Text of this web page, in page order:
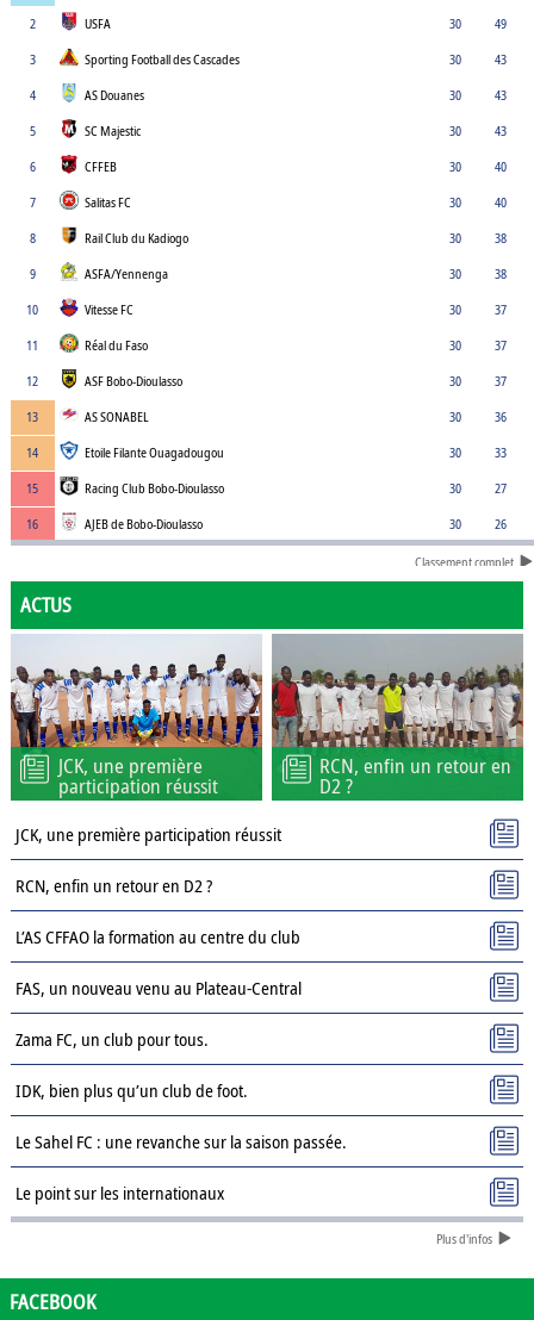
2
USFA 30
49
3
Sporting Football des Cascades 30
43
4
AS Douanes 30
43
5
SC Majestic 30
43
6
CFFEB 30
40
7
Salitas FC 30
40
8
Rail Club du Kadiogo 30
38
9
ASFA/Yennenga 30
38
10
Vitesse FC 30
37
11
Réal du Faso 30
37
12
ASF Bobo-Dioulasso 30
37
13
AS SONABEL 30
36
14
Etoile Filante Ouagadougou 30
33
15
Racing Club Bobo-Dioulasso 30
27
16
AJEB de Bobo-Dioulasso 30 26
Classement complet
ACTUS
JCK, une première
participation réussit
RCN, enfin un retour en
D2 ?
JCK, une première participation réussit
RCN, enfin un retour en D2 ?
L’AS CFFAO la formation au centre du club
FAS, un nouveau venu au Plateau-Central
Zama FC, un club pour tous.
IDK, bien plus qu’un club de foot.
Le Sahel FC : une revanche sur la saison passée.
Le point sur les internationaux
Présentation des clubs de D3 : ASPC Tenkodogo
Plus d'infos
FACEBOOK